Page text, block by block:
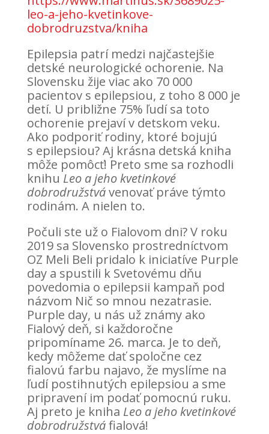
leo-a-jeho-kvetinkove-
dobrodruzstva/kniha
Epilepsia patrí medzi najčastejšie
detské neurologické ochorenie. Na
Slovensku žije viac ako 70 000
pacientov s epilepsiou, z toho 8 000 je
detí. U približne 75% ľudí sa toto
ochorenie prejaví v detskom veku.
Ako podporiť rodiny, ktoré bojujú
s epilepsiou? Aj krásna detská kniha
môže pomôcť! Preto sme sa rozhodli
knihu Leo a jeho kvetinkové
dobrodružstvávenovať práve týmto
rodinám. A nielen to.
Počuli ste už o Fialovom dni? V roku
2019 sa Slovensko prostredníctvom
OZ Meli Beli pridalo k iniciatíve Purple
day a spustili k Svetovému dňu
povedomia o epilepsii kampaň pod
názvom Nič so mnou nezatrasie.
Purple day, u nás už známy ako
Fialový deň, si každoročne
pripomíname 26. marca. Je to deň,
kedy môžeme dať spoločne cez
fialovú farbu najavo, že myslíme na
ľudí postihnutých epilepsiou a sme
pripravení im podať pomocnú ruku.
Aj preto je kniha Leo a jeho kvetinkové
dobrodružstváfialová!